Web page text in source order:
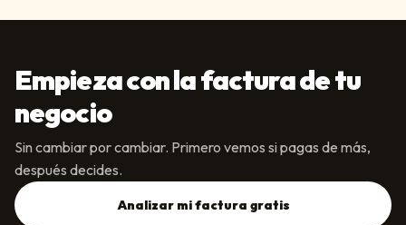
Empieza con la factura de tu
negocio
Sin cambiar por cambiar. Primero vemos si pagas de más,
después decides.
Analizar mi factura gratis